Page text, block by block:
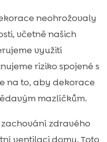
neohrožovaly
včetně našich
využití
riziko spojené s
na to, aby dekorace
mazlíčkům.
zdravého
ventilaci domu. Toto